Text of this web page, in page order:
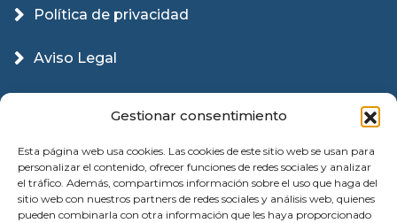
Gestionar consentimiento
Esta página web usa cookies. Las cookies de este sitio web se usan para
personalizar el contenido, ofrecer funciones de redes sociales y analizar
el tráfico. Además, compartimos información sobre el uso que haga del
sitio web con nuestros partners de redes sociales y análisis web, quienes
pueden combinarla con otra información que les haya proporcionado
Política de privacidad
Aviso Legal